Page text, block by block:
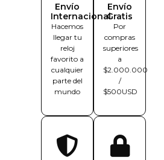
Envío
Internacional
Hacemos
llegar tu
reloj
favorito a
cualquier
parte del
mundo
Envío
Gratis
Por
compras
superiores
a
$2.000.000
/
$500USD